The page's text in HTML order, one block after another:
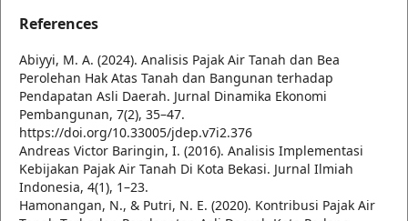
References
Abiyyi, M. A. (2024). Analisis Pajak Air Tanah dan Bea
Perolehan Hak Atas Tanah dan Bangunan terhadap
Pendapatan Asli Daerah. Jurnal Dinamika Ekonomi
Pembangunan, 7(2), 35–47.
https://doi.org/10.33005/jdep.v7i2.376
Andreas Victor Baringin, I. (2016). Analisis Implementasi
Kebijakan Pajak Air Tanah Di Kota Bekasi. Jurnal Ilmiah
Indonesia, 4(1), 1–23.
Hamonangan, N., & Putri, N. E. (2020). Kontribusi Pajak Air